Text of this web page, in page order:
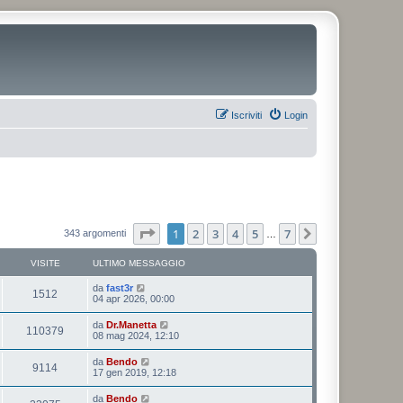
Login
Iscriviti
343 argomenti Pagina1 di
1 2 3 4 5 7
VISITE ULTIMO MESSAGGIO
1512 da fast3r
04 apr 2026, 00:00
110379 da Dr.Manetta
08 mag 2024, 12:10
9114 da Bendo
17 gen 2019, 12:18
da Bendo